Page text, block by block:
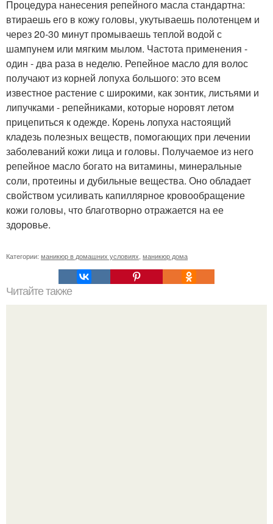
Процедура нанесения репейного масла стандартна:
втираешь его в кожу головы, укутываешь полотенцем и
через 20-30 минут промываешь теплой водой с
шампунем или мягким мылом. Частота применения -
один - два раза в неделю. Репейное масло для волос
получают из корней лопуха большого: это всем
известное растение с широкими, как зонтик, листьями и
липучками - репейниками, которые норовят летом
прицепиться к одежде. Корень лопуха настоящий
кладезь полезных веществ, помогающих при лечении
заболеваний кожи лица и головы. Получаемое из него
репейное масло богато на витамины, минеральные
соли, протеины и дубильные вещества. Оно обладает
свойством усиливать капиллярное кровообращение
кожи головы, что благотворно отражается на ее
здоровье.
Категории: маникюр в домашних условиях маникюр дома
Читайте также